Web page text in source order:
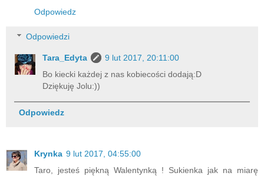
Odpowiedz
Odpowiedzi
Tara_Edyta
9 lut 2017, 20:11:00
Bo kiecki każdej z nas kobiecości dodają:D
Dziękuję Jolu:))
Odpowiedz
Krynka 9 lut 2017, 04:55:00
Taro, jesteś piękną Walentynką ! Sukienka jak na miarę